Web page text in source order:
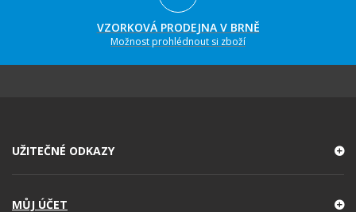
VZORKOVÁ PRODEJNA V BRNĚ
Možnost prohlédnout si zboží
UŽITEČNÉ ODKAZY
MŮJ ÚČET